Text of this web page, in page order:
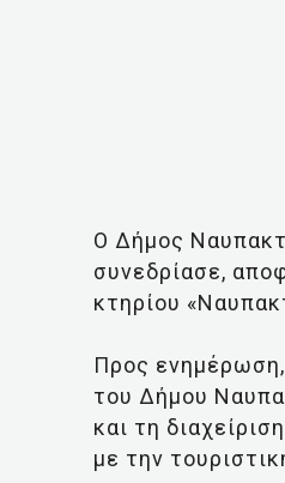
Ο Δήμος
συνεδρίασε,
κτηρίου
Προς ενημέρωση,
του Δήμου
και τη
με την